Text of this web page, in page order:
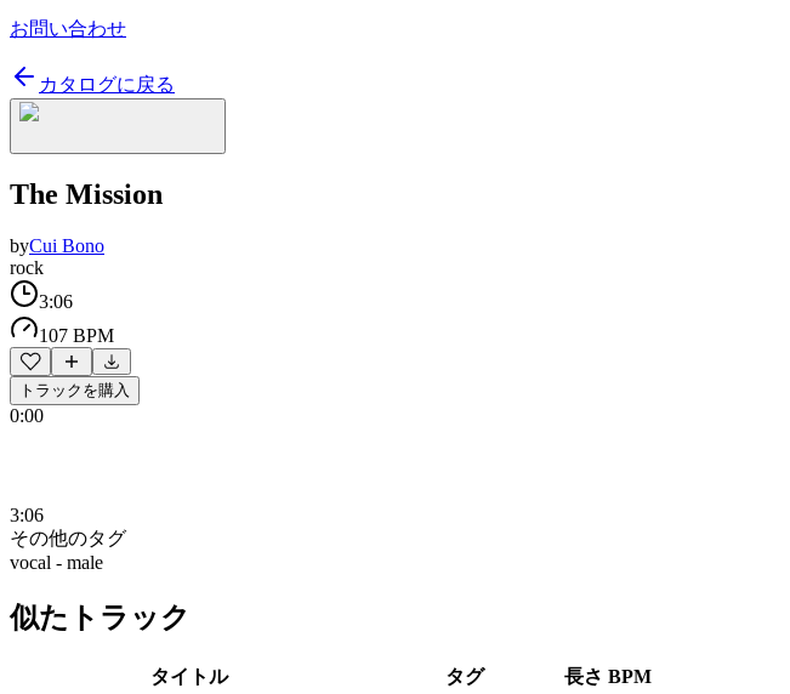
お問い合わせ
カタログに戻る
The Mission
byCui Bono
rock
3:06
107 BPM
トラックを購入
0:00
3:06
その他のタグ
vocal - male
似たトラック
タイトル タグ 長さ BPM